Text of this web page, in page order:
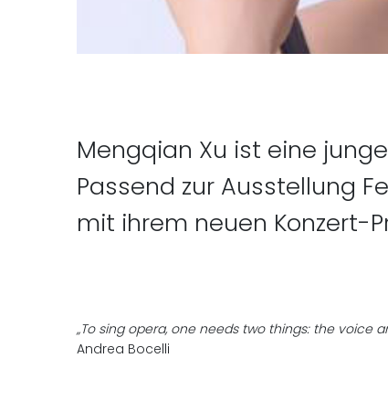
Mengqian Xu ist eine
Passend zur Ausstellung
mit ihrem neuen Konzert-
„To sing opera, one needs two things: the voice
Andrea Bocelli